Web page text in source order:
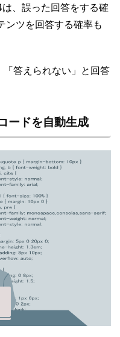
、誤った回答をする確
ンツを回答する確率も
答えられない」と回答
ードを自動生成